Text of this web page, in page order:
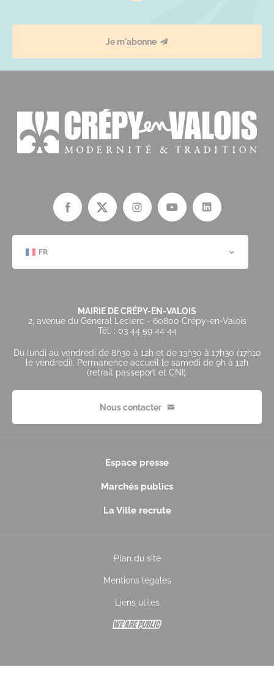
Je m'abonne
FR
MAIRIE DE CRÉPY-EN-VALOIS
2, avenue du Général Leclerc - 60800 Crépy-en-Valois
Tél. : 03 44 59 44 44
Du lundi au vendredi de 8h30 à 12h et de 13h30 à 17h30 (17h10
le vendredi). Permanence accueil le samedi de 9h à 12h
(retrait passeport et CNI).
Nous contacter
Espace presse
Marchés publics
La Ville recrute
Plan du site
Mentions légales
Liens utiles